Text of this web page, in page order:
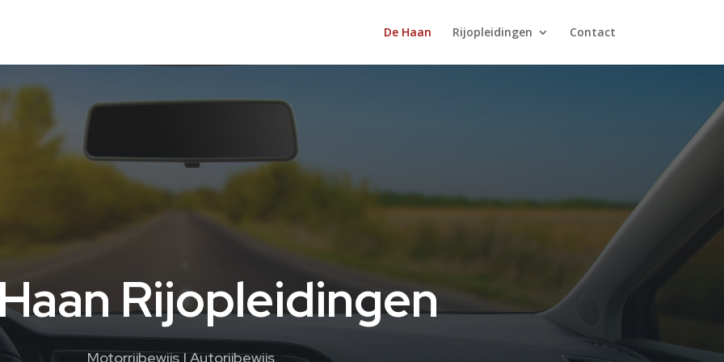
De Haan Rijopleidingen Contact
Rijopleidingen
Motorrijbewijs | Autorijbewijs